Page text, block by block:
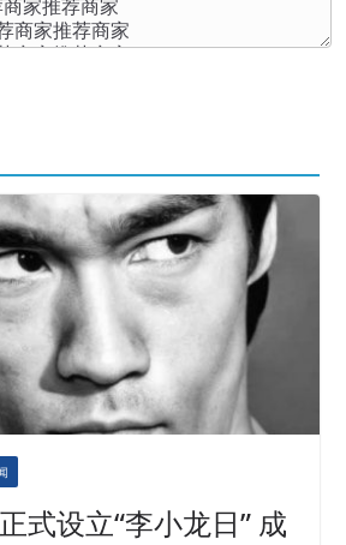
式设立“李小龙日” 成